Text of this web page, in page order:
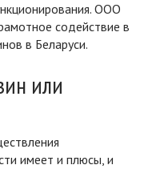
ООО
содействие в
в Беларуси.
или
имеет и плюсы, и